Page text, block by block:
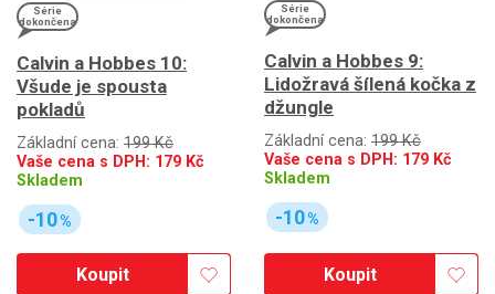
Série
dokončena
Calvin a Hobbes 10:
Všude je spousta
pokladů
Základní cena: 199 Kč
Vaše cena s DPH: 179 Kč
Skladem
-10%
Koupit
Série
dokončena
Calvin a Hobbes 9:
Lidožravá šílená kočka z
džungle
Základní cena: 199 Kč
Vaše cena s DPH: 179 Kč
Skladem
-10%
Koupit